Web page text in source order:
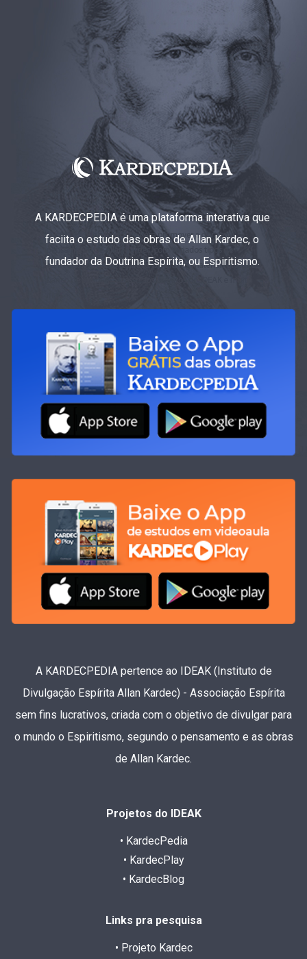
A KARDECPEDIA é uma plataforma interativa que
faciita o estudo das obras de Allan Kardec, o
fundador da Doutrina Espírita, ou Espiritismo.
A KARDECPEDIA pertence ao IDEAK (Instituto de
Divulgação Espírita Allan Kardec) - Associação Espírita
sem fins lucrativos, criada com o objetivo de divulgar para
o mundo o Espiritismo, segundo o pensamento e as obras
de Allan Kardec.
Projetos do IDEAK
• KardecPedia
• KardecPlay
• KardecBlog
Links pra pesquisa
• Projeto Kardec